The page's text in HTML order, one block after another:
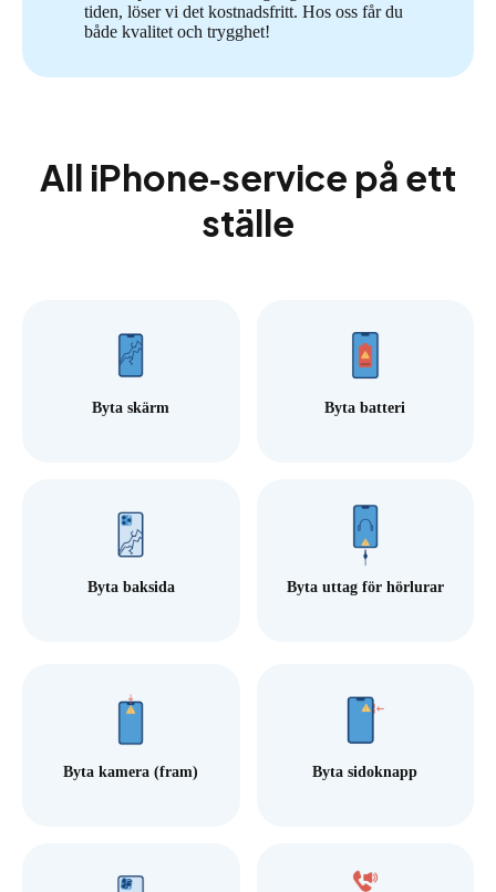
tiden, löser vi det kostnadsfritt. Hos oss får du
både kvalitet och trygghet!
All iPhone‑service på ett
ställe
Byta skärm Byta batteri
Byta baksida Byta uttag för hörlurar
Byta kamera (fram) Byta sidoknapp